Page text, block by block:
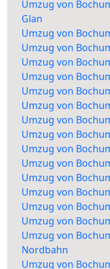
Umzug von
Glan
Umzug von
Umzug von
Umzug von
Umzug von
Umzug von
Umzug von
Umzug von
Umzug von
Umzug von
Umzug von
Umzug von
Umzug von
Umzug von
Umzug von
Umzug von
Nordbahn
Umzug von